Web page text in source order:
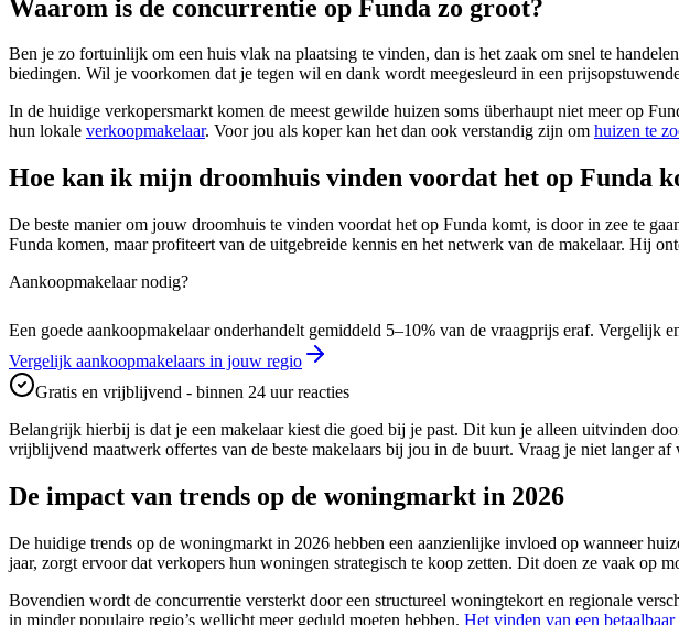
Waarom is de concurrentie op Funda zo groot?
Ben je zo fortuinlijk om een huis vlak na plaatsing te vinden, dan is het zaak om snel te
biedingen. Wil je voorkomen dat je tegen wil en dank wordt meegesleurd in een
In de huidige verkopersmarkt komen de meest gewilde huizen soms überhaupt niet meer op
hun lokale verkoopmakelaar. Voor jou als koper kan het dan ook verstandig zijn om huizen te
Hoe kan ik mijn droomhuis vinden voordat het op Funda
De beste manier om jouw droomhuis te vinden voordat het op Funda komt, is door in zee te
Funda komen, maar profiteert van de uitgebreide kennis en het netwerk van de makelaar. Hij
Aankoopmakelaar nodig?
Een goede aankoopmakelaar onderhandelt gemiddeld 5–10% van de vraagprijs eraf. Vergelijk
Vergelijk aankoopmakelaars in jouw regio
Gratis en vrijblijvend - binnen 24 uur reacties
Belangrijk hierbij is dat je een makelaar kiest die goed bij je past. Dit kun je alleen uitvinden
vrijblijvend maatwerk offertes van de beste makelaars bij jou in de buurt. Vraag je niet langer
De impact van trends op de woningmarkt in 2026
De huidige trends op de woningmarkt in 2026 hebben een aanzienlijke invloed op wanneer
jaar, zorgt ervoor dat verkopers hun woningen strategisch te koop zetten. Dit doen ze vaak op
Bovendien wordt de concurrentie versterkt door een structureel woningtekort en regionale
in minder populaire regio’s wellicht meer geduld moeten hebben. Het vinden van een betaalbaar